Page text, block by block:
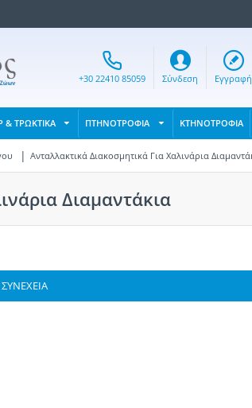
+30 22410 85059 Σύνδεση Εγγραφή
& ΤΡΩΚΤΙΚΑ ΠΤΗΝΟΤΡΟΦΙΑ ΚΤΗΝΟΤΡΟΦΙΑ
Ανταλλακτικά Διακοσμητικά Για Χαλινάρια
Διαμαντάκια
ΣΥΝΈΧΕΙΑ